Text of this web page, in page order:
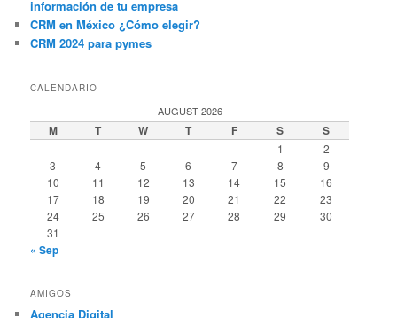
información de tu empresa
CRM en México ¿Cómo elegir?
CRM 2024 para pymes
CALENDARIO
AUGUST 2026
M T W T F S S
1
2
3
4 5 6 7 8
9
10
11 12 13 14 15
16
17
18 19 20 21 22
23
24
25 26 27 28 29
30
31
« Sep
AMIGOS
Agencia Digital